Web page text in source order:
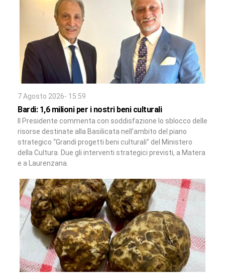
7 Agosto 2026- 15:59
Bardi: 1,6 milioni per i nostri beni culturali
Il Presidente commenta con soddisfazione lo sblocco delle
risorse destinate alla Basilicata nell’ambito del piano
strategico “Grandi progetti beni culturali” del Ministero
della Cultura. Due gli interventi strategici previsti, a Matera
e a Laurenzana.